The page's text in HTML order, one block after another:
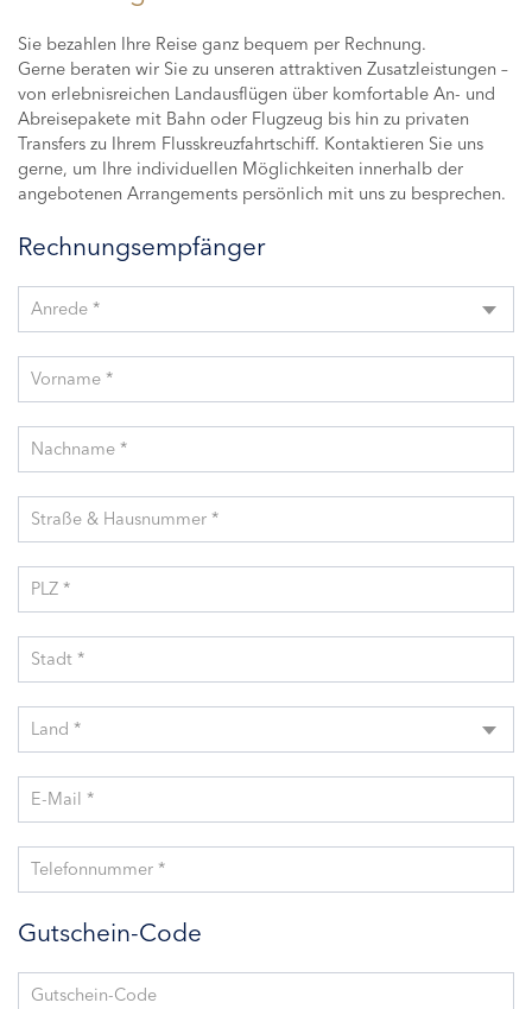
Sie bezahlen Ihre Reise ganz bequem per Rechnung.
Gerne beraten wir Sie zu unseren attraktiven Zusatzleistungen –
von erlebnisreichen Landausflügen über komfortable An- und
Abreisepakete mit Bahn oder Flugzeug bis hin zu privaten
Transfers zu Ihrem Flusskreuzfahrtschiff. Kontaktieren Sie uns
gerne, um Ihre individuellen Möglichkeiten innerhalb der
angebotenen Arrangements persönlich mit uns zu besprechen.
Rechnungsempfänger
Anrede *
Vorname *
Nachname *
Straße & Hausnummer *
PLZ *
Stadt *
Land *
E-Mail *
Telefonnummer *
Gutschein-Code
Gutschein-Code